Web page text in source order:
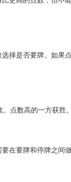
择是否要牌。如果
点数高的一方获胜
要牌和停牌之间